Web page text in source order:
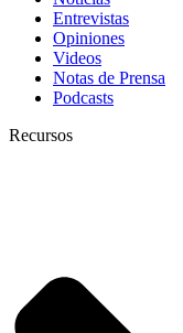
Entrevistas
Opiniones
Videos
Notas de Prensa
Podcasts
Recursos